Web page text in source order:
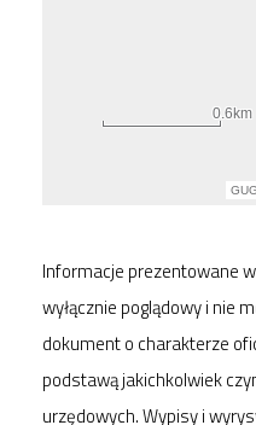
Informacje prezentowane
wyłącznie poglądowy i nie
dokument o charakterze
podstawą jakichkolwiek
urzędowych. Wypisy i